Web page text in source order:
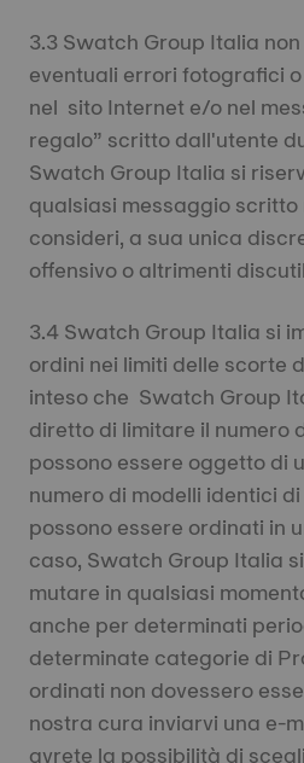
3.3 Swatch Group Italia
eventuali errori fotografici
nel sito Internet e/o nel
regalo” scritto dall'utente
Swatch Group Italia si
qualsiasi messaggio
consideri, a sua unica
offensivo o altrimenti
3.4 Swatch Group Italia si
ordini nei limiti delle scorte
inteso che Swatch Group
diretto di limitare il numero
possono essere oggetto di
numero di modelli identici
possono essere ordinati in
caso, Swatch Group Italia
mutare in qualsiasi
anche per determinati
determinate categorie di
ordinati non dovessero
nostra cura inviarvi una e-
avrete la possibilità di